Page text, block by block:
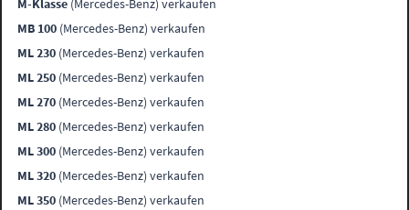
M-Klasse (Mercedes-Benz) verkaufen
MB 100 (Mercedes-Benz) verkaufen
ML 230 (Mercedes-Benz) verkaufen
ML 250 (Mercedes-Benz) verkaufen
ML 270 (Mercedes-Benz) verkaufen
ML 280 (Mercedes-Benz) verkaufen
ML 300 (Mercedes-Benz) verkaufen
ML 320 (Mercedes-Benz) verkaufen
ML 350 (Mercedes-Benz) verkaufen